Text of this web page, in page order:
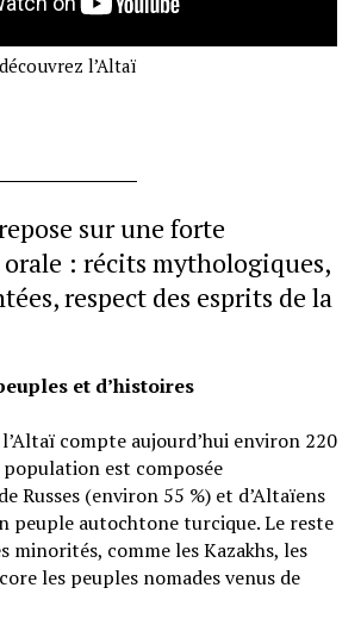
l’Altaï
sur une forte
: récits mythologiques,
respect des esprits de la
et d’histoires
compte aujourd’hui environ 220
est composée
Russes (environ 55 %) et d’Altaïens
peuple autochtone turcique. Le reste
minorités, comme les Kazakhs, les
les peuples nomades venus de